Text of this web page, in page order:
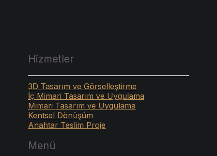
Hizmetler
3D Tasarım ve Görselleştirme
İç Mimari Tasarım ve Uygulama
Mimari Tasarım ve Uygulama
Kentsel Dönüşüm
Anahtar Teslim Proje
Menü